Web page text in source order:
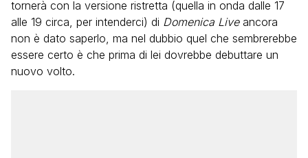
tornerà con la versione ristretta (quella in onda dalle 17
alle 19 circa, per intenderci) di Domenica Liveancora
non è dato saperlo, ma nel dubbio quel che sembrerebbe
essere certo è che prima di lei dovrebbe debuttare un
nuovo volto.